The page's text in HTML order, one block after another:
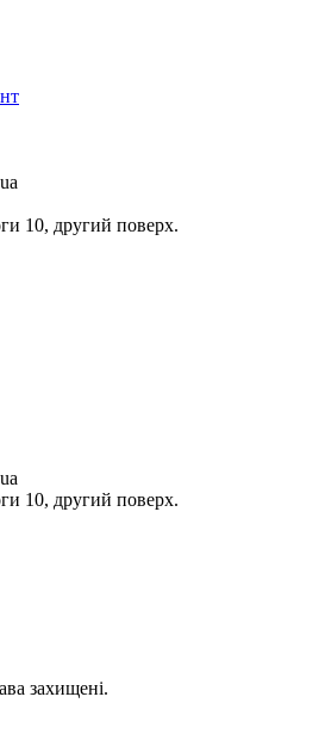
10, другий поверх.
10, другий поверх.
захищені.